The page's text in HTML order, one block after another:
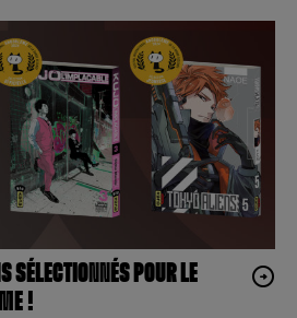
SÉLECTIONNÉS POUR LE
!